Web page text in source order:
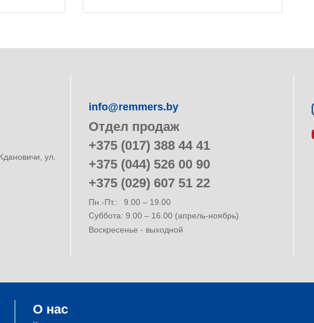
ул.
info@remmers.by
Отдел продаж
+375 (017) 388 44 41
+375 (044) 526 00 90
+375 (029) 607 51 22
Пн.-Пт.:
9.00 – 19.00
Суббота: 9.00 – 16.00 (апрель-ноябрь)
Воскресенье - выходной
О нас